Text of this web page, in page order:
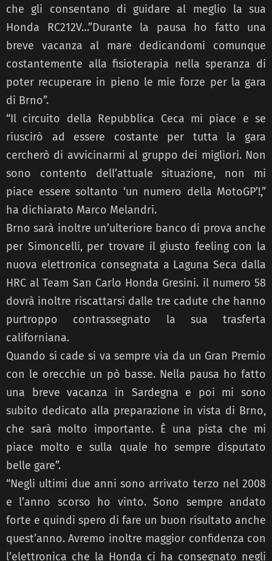
che gli consentano di guidare al meglio la sua
Honda RC212V…”Durante la pausa ho fatto una
breve vacanza al mare dedicandomi comunque
costantemente alla fisioterapia nella speranza di
poter recuperare in pieno le mie forze per la gara
di Brno”.
“Il circuito della Repubblica Ceca mi piace e se
riuscirò ad essere costante per tutta la gara
cercherò di avvicinarmi al gruppo dei migliori. Non
sono contento dell’attuale situazione, non mi
piace essere soltanto ‘un numero della MotoGP’!,”
ha dichiarato Marco Melandri.
Brno sarà inoltre un’ulteriore banco di prova anche
per Simoncelli, per trovare il giusto feeling con la
nuova elettronica consegnata a Laguna Seca dalla
HRC al Team San Carlo Honda Gresini. il numero 58
dovrà inoltre riscattarsi dalle tre cadute che hanno
purtroppo contrassegnato la sua trasferta
californiana.
Quando si cade si va sempre via da un Gran Premio
con le orecchie un pò basse. Nella pausa ho fatto
una breve vacanza in Sardegna e poi mi sono
subito dedicato alla preparazione in vista di Brno,
che sarà molto importante. È una pista che mi
piace molto e sulla quale ho sempre disputato
belle gare”.
“Negli ultimi due anni sono arrivato terzo nel 2008
e l’anno scorso ho vinto. Sono sempre andato
forte e quindi spero di fare un buon risultato anche
quest’anno. Avremo inoltre maggior confidenza con
l’elettronica che la Honda ci ha consegnato negli